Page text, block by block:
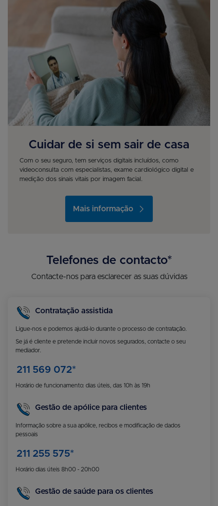
Cuidar de si sem sair de casa
Com o seu seguro, tem serviços digitais incluídos, como
videoconsulta com especialistas, exame cardiológico digital
e
medição dos sinais vitais por imagem facial.
Mais informação
Telefones de contacto*
Contacte-nos para esclarecer as suas dúvidas
Contratação assistida
Ligue-nos e podemos ajudá-lo durante o processo de contratação.
Se já é cliente e pretende incluir novos segurados, contacte o seu
mediador.
211 569 072*
Horário de funcionamento: dias úteis, das 10h às 19h
Gestão de apólice para clientes
Informação sobre a sua apólice, recibos e modificação de dados
pessoais
211 255 575*
Horário dias úteis 8h00 - 20h00
Gestão de saúde para os clientes